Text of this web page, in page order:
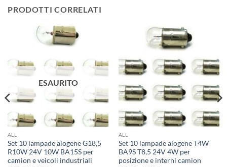
PRODOTTI CORRELATI
ESAURITO
ALL
Set 10 lampade alogene G18,5
R10W 24V 10W BA15S per
camion e veicoli industriali
ALL
Set 10 lampade alogene T4W
BA9S T8,5 24V 4W per
posizione e interni camion